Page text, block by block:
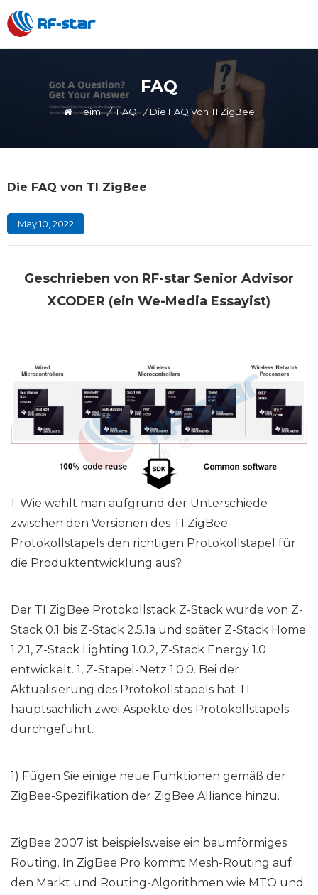
FAQ
Heim / FAQ / Die FAQ Von TI ZigBee
Die FAQ von TI ZigBee
May 10, 2022
Geschrieben von RF-star Senior Advisor
XCODER (ein We-Media Essayist)
1. Wie wählt man aufgrund der Unterschiede
zwischen den Versionen des TI ZigBee-
Protokollstapels den richtigen Protokollstapel für
die Produktentwicklung aus?
Der TI ZigBee Protokollstack Z-Stack wurde von Z-
Stack 0.1 bis Z-Stack 2.5.1a und später Z-Stack Home
1.2.1, Z-Stack Lighting 1.0.2, Z-Stack Energy 1.0
entwickelt. 1, Z-Stapel-Netz 1.0.0. Bei der
Aktualisierung des Protokollstapels hat TI
hauptsächlich zwei Aspekte des Protokollstapels
durchgeführt.
1) Fügen Sie einige neue Funktionen gemäß der
ZigBee-Spezifikation der ZigBee Alliance hinzu.
ZigBee 2007 ist beispielsweise ein baumförmiges
Routing. In ZigBee Pro kommt Mesh-Routing auf
den Markt und Routing-Algorithmen wie MTO und